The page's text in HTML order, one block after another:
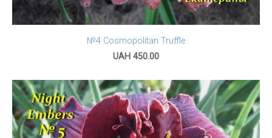
№4 Cosmopolitan Truffle
UAH 450.00